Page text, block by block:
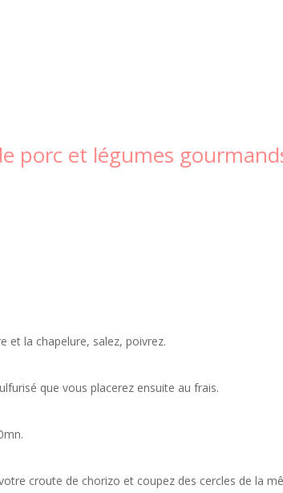
porc et légumes
et la chapelure, salez, poivrez.
que vous placerez ensuite au frais.
croute de chorizo et coupez des cercles de la